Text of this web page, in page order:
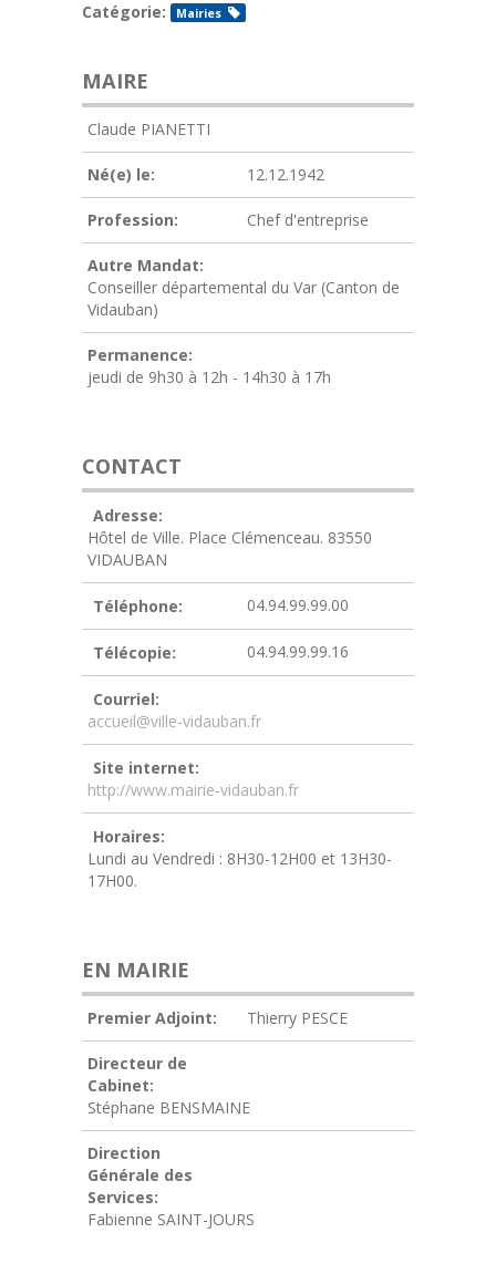
Catégorie: Mairies
MAIRE
Claude PIANETTI
Né(e) le: 12.12.1942
Profession: Chef d'entreprise
Autre Mandat:
Conseiller départemental du Var (Canton de
Vidauban)
Permanence:
jeudi de 9h30 à 12h - 14h30 à 17h
CONTACT
Adresse:
Hôtel de Ville. Place Clémenceau. 83550
VIDAUBAN
Téléphone: 04.94.99.99.00
Télécopie: 04.94.99.99.16
Courriel:
accueil@ville-vidauban.fr
Site internet:
http://www.mairie-vidauban.fr
Horaires:
Lundi au Vendredi : 8H30-12H00 et 13H30-
17H00.
EN MAIRIE
Premier Adjoint: Thierry PESCE
Directeur de
Cabinet:
Stéphane BENSMAINE
Direction
Générale des
Services:
Fabienne SAINT-JOURS